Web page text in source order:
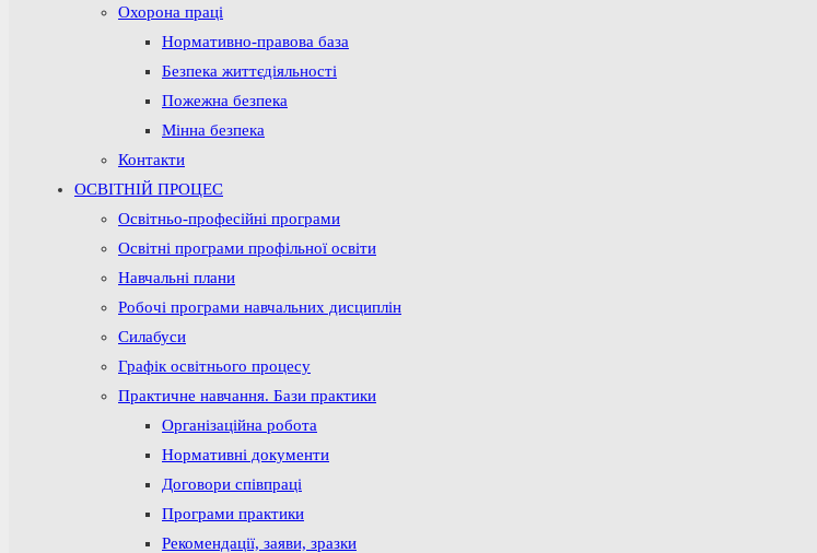
Охорона праці
Нормативно-правова база
Безпека життєдіяльності
Пожежна безпека
Мінна безпека
Контакти
ОСВІТНІЙ ПРОЦЕС
Освітньо-професійні програми
Освітні програми профільної освіти
Навчальні плани
Робочі програми навчальних дисциплін
Силабуси
Графік освітнього процесу
Практичне навчання. Бази практики
Організаційна робота
Нормативні документи
Договори співпраці
Програми практики
Рекомендації, заяви, зразки